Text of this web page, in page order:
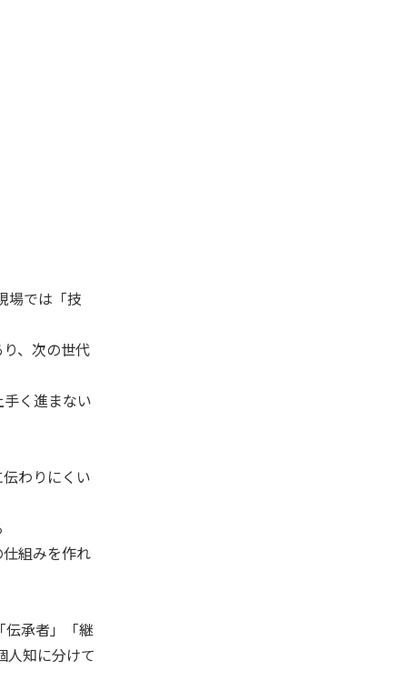
場では「技
、次の世代
く進まない
わりにくい
組みを作れ
伝承者」「継
人知に分けて